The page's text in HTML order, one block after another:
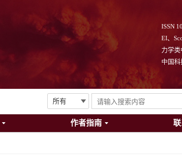
ISSN
EI、
力学类
中国科
作者指南 联